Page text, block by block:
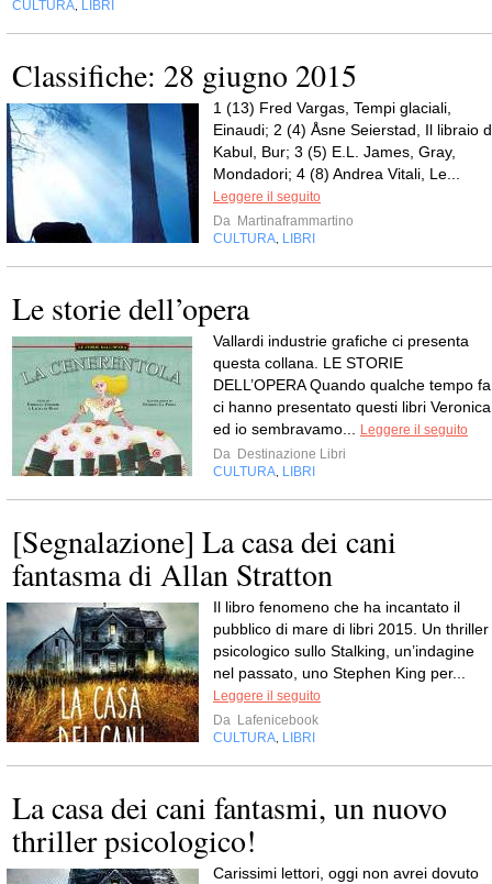
CULTURA, LIBRI
Classifiche: 28 giugno 2015
1 (13) Fred Vargas, Tempi glaciali,
Einaudi; 2 (4) Åsne Seierstad, Il libraio
Kabul, Bur; 3 (5) E.L. James, Gray,
Mondadori; 4 (8) Andrea Vitali, Le...
Leggere il seguito
Da Martinaframmartino
CULTURA, LIBRI
Le storie dell’opera
Vallardi industrie grafiche ci presenta
questa collana. LE STORIE
DELL’OPERA Quando qualche tempo fa
ci hanno presentato questi libri Veronica
ed io sembravamo... Leggere il seguito
Da Destinazione Libri
CULTURA, LIBRI
[Segnalazione] La casa dei cani
fantasma di Allan Stratton
Il libro fenomeno che ha incantato il
pubblico di mare di libri 2015. Un thriller
psicologico sullo Stalking, un’indagine
nel passato, uno Stephen King per...
Leggere il seguito
Da Lafenicebook
CULTURA, LIBRI
La casa dei cani fantasmi, un nuovo
thriller psicologico!
Carissimi lettori, oggi non avrei dovuto